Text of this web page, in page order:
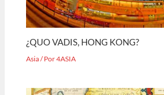
¿QUO VADIS, HONG KONG?
Asia/ Por4ASIA